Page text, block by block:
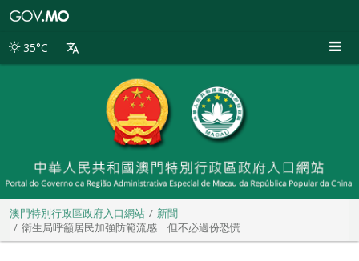
別
35°C
澳門特別行政區政府入口網站
新聞
衛生局呼籲居民加強防範流感 但不必過份恐慌